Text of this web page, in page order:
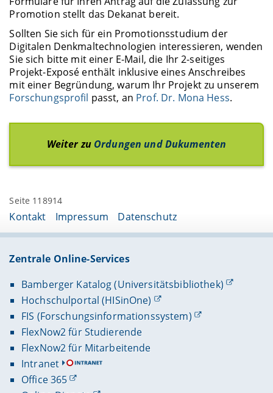
Promotion stellt das Dekanat bereit.
Sollten Sie sich für ein Promotionsstudium der
Digitalen Denkmaltechnologien interessieren, wenden
Sie sich bitte mit einer E-Mail, die Ihr 2-seitiges
Projekt-Exposé enthält inklusive eines Anschreibes
mit einer Begründung, warum Ihr Projekt zu unserem
Forschungsprofil passt, an Prof. Dr. Mona Hess.
Weiter zu Ordungen und Dukumenten
Seite 118914
Kontakt Impressum Datenschutz
Zentrale Online-Services
Bamberger Katalog (Universitätsbibliothek)
Hochschulportal (HISinOne)
FIS (Forschungsinformationssystem)
FlexNow2 für Studierende
FlexNow2 für Mitarbeitende
Intranet
Office 365